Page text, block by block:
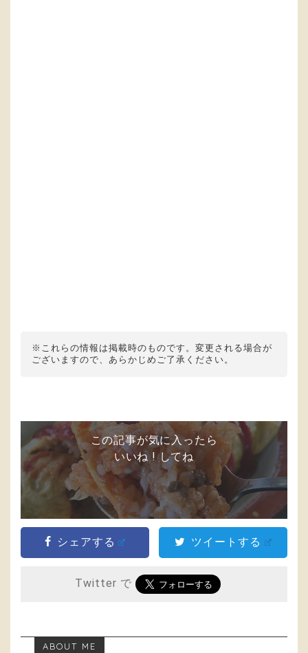
※これらの情報は掲載時のものです。変更される場合が
ございますので、あらかじめご了承ください。
この記事が気に入ったら
いいね ! してね
シェアする ツイートする
Twitter で
ABOUT ME